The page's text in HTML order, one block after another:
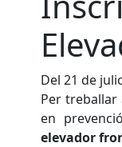
Del 21 de
Per
en
elevador